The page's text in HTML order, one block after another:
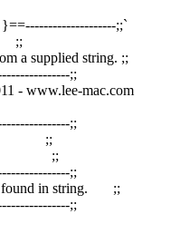
;;`
a supplied string. ;;
;;
- www.lee-mac.com
;;
;;
;;
;;
found in string. ;;
;;